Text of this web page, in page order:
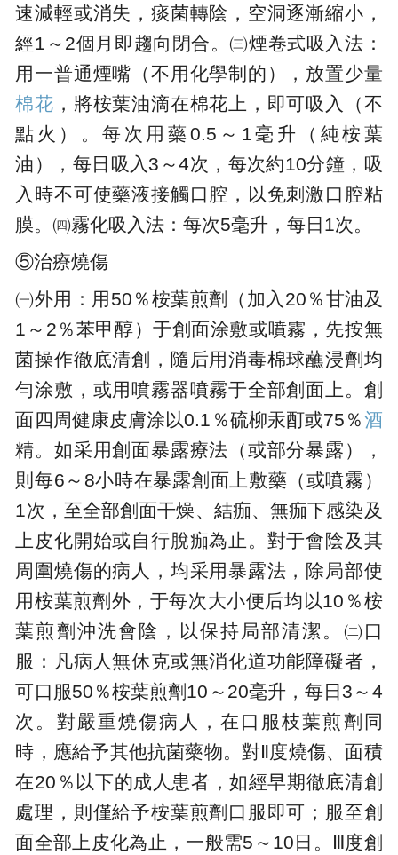
速減輕或消失，痰菌轉陰，空洞逐漸縮小，
經1～2個月即趨向閉合。㈢煙卷式吸入法：
用一普通煙嘴（不用化學制的），放置少量
棉花 ，將桉葉油滴在棉花上，即可吸入（不
點火）。每次用藥0.5～1毫升（純桉葉
油），每日吸入3～4次，每次約10分鐘，吸
入時不可使藥液接觸口腔，以免刺激口腔粘
膜。㈣霧化吸入法：每次5毫升，每日1次。
⑤治療燒傷
㈠外用：用50％桉葉煎劑（加入20％甘油及
1～2％苯甲醇）于創面涂敷或噴霧，先按無
菌操作徹底清創，隨后用消毒棉球蘸浸劑均
勻涂敷，或用噴霧器噴霧于全部創面上。創
面四周健康皮膚涂以0.1％硫柳汞酊或75％酒
精。如采用創面暴露療法（或部分暴露），
則每6～8小時在暴露創面上敷藥（或噴霧）
1次，至全部創面干燥、結痂、無痂下感染及
上皮化開始或自行脫痂為止。對于會陰及其
周圍燒傷的病人，均采用暴露法，除局部使
用桉葉煎劑外，于每次大小便后均以10％桉
葉煎劑沖洗會陰，以保持局部清潔。㈡口
服：凡病人無休克或無消化道功能障礙者，
可口服50％桉葉煎劑10～20毫升，每日3～4
次。對嚴重燒傷病人，在口服枝葉煎劑同
時，應給予其他抗菌藥物。對Ⅱ度燒傷、面積
在20％以下的成人患者，如經早期徹底清創
處理，則僅給予桉葉煎劑口服即可；服至創
面全部上皮化為止，一般需5～10日。Ⅲ度創